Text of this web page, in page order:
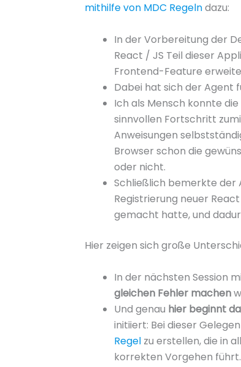
mithilfe von MDC Regelndazu:
In der Vorbereitung der
React / JS Teil dieser
Frontend-Feature
Dabei hat sich der Agent
Ich als Mensch konnte
sinnvollen Fortschritt
Anweisungen
Browser schon die
oder nicht.
Schließlich bemerkte der
Registrierung neuer
gemacht hatte, und
Hier zeigen sich große
In der nächsten Session
gleichen Fehler machen
Und genau hier beginnt
initiiert: Bei dieser
Regel zu erstellen, die in
korrekten Vorgehen führt.